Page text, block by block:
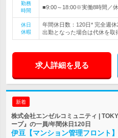
勤務
時間
■9:00～18:00※実働8時間／
休日
休暇
年間休日数：120日* 完全週
出勤となった場合は代休を取
求人詳細を見る
新着
株式会社エンゼルコミュニティ |
ープ』の一員/年間休日120日
伊豆【マンション管理フロント